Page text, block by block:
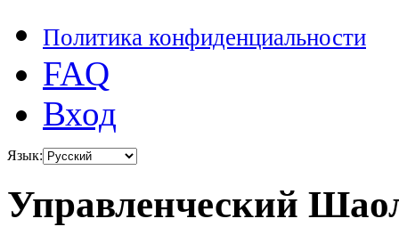
Политика конфиденциальности
FAQ
Вход
Язык:
Управленческий